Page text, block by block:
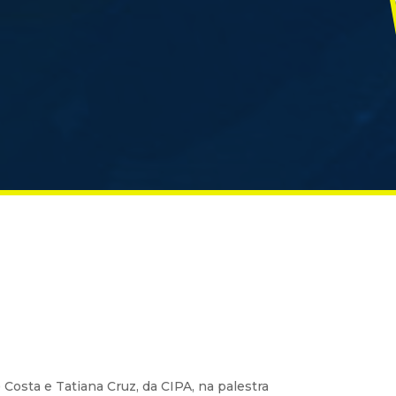
e Tatiana Cruz, da CIPA, na palestra